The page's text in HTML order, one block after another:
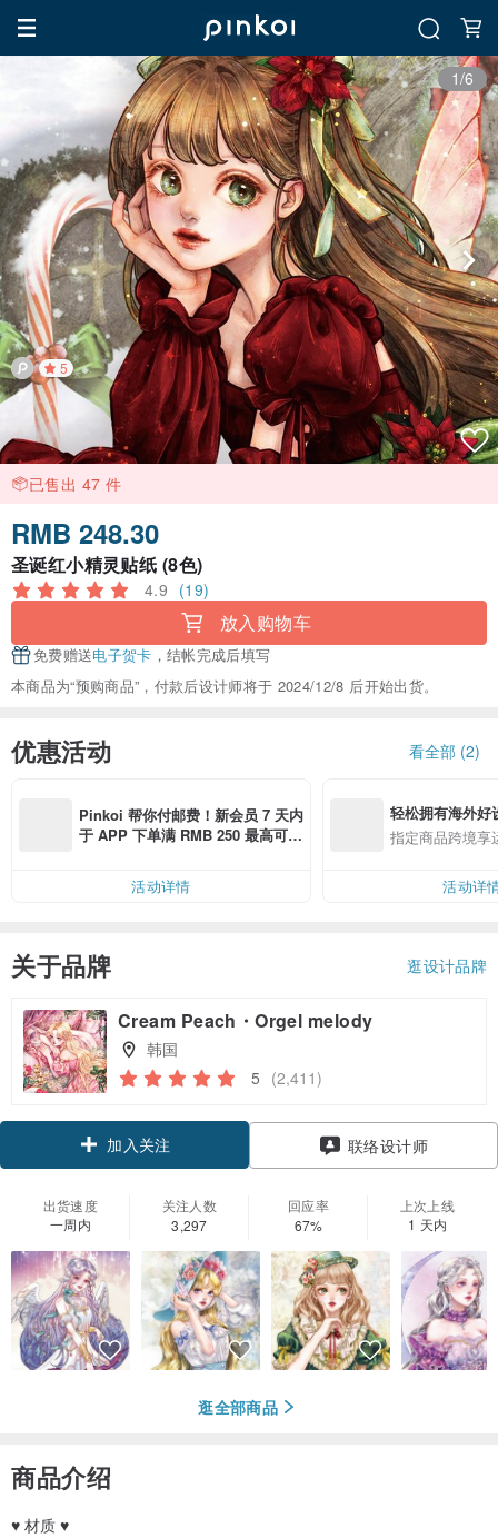
1/6
5
已售出 47 件
RMB 248.30
圣诞红小精灵贴纸 (8色)
4.9 (19)
放入购物车
免费赠送电子贺卡 ，结帐完成后填写
本商品为“预购商品”，付款后设计师将于 2024/12/8 后开始出货。
优惠活动 看全部 (2)
Pinkoi 帮你付邮费！新会员 7 天内
于 APP 下单满 RMB 250 最高可折
活动详情
轻松拥有海外好
指定商品跨境享
活动详
关于品牌 逛设计品牌
Cream Peach・Orgel melody
韩国
5 (2,411)
加入关注 联络设计师
出货速度
一周内
关注人数
3,297
回应率
67%
上次上线
1 天内
逛全部商品
商品介绍
♥ 材质 ♥